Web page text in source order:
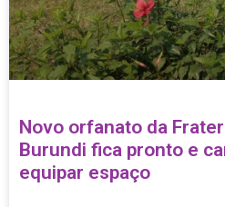
Novo orfanato da
Burundi fica pronto e
equipar espaço